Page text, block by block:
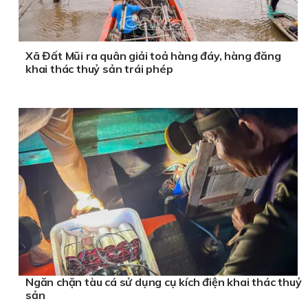
Xã Đất Mũi ra quân giải toả hàng đáy, hàng đăng
khai thác thuỷ sản trái phép
Ngăn chặn tàu cá sử dụng cụ kích điện khai thác thuỷ
sản